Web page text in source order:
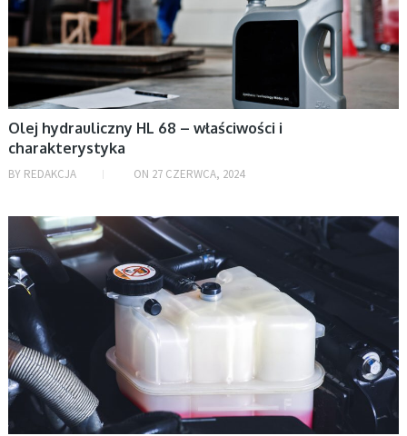
wrzesień 2023
lipiec 2023
czerwiec 2023
maj 2023
kwiecień 2023
marzec 2023
luty 2023
grudzień 2022
listopad 2022
październik 2022
wrzesień 2022
lipiec 2022
czerwiec 2022
maj 2022
Olej hydrauliczny HL 68 – właściwości i
charakterystyka
BY REDAKCJA ON 27 CZERWCA, 2024
AKTUALNOŚCI, MOTORYZACJA